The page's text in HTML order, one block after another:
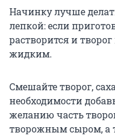
Начинку лучше
лепкой: если
растворится и
жидким.
Смешайте творог,
необходимости
желанию часть
творожным сыром, а